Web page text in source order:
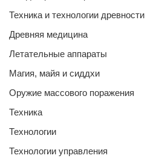
Техника и технологии древности
Древняя медицина
Летательные аппараты
Магия, майя и сиддхи
Оружие массового поражения
Техника
Технологии
Технологии управления